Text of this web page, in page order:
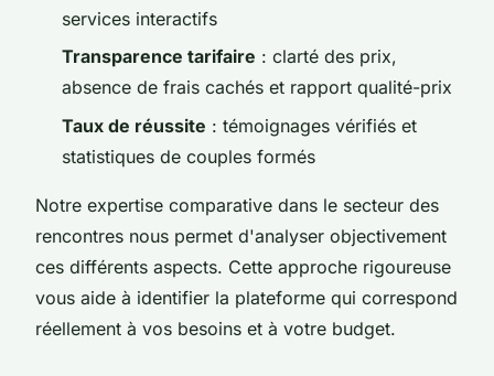
services interactifs
Transparence tarifaire : clarté des prix,
absence de frais cachés et rapport qualité-prix
Taux de réussite : témoignages vérifiés et
statistiques de couples formés
Notre expertise comparative dans le secteur des
rencontres nous permet d'analyser objectivement
ces différents aspects. Cette approche rigoureuse
vous aide à identifier la plateforme qui correspond
réellement à vos besoins et à votre budget.